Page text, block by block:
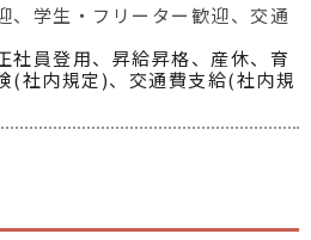
、学生・フリーター歓迎、交通
社員登用、昇給昇格、産休、育
(社内規定)、交通費支給(社内規